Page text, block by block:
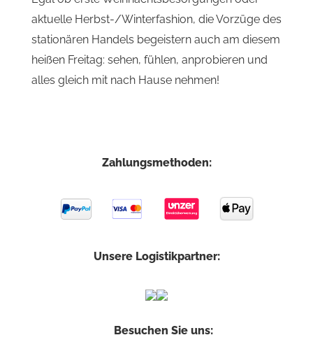
aktuelle Herbst-/Winterfashion, die Vorzüge des
stationären Handels begeistern auch am diesem
heißen Freitag: sehen, fühlen, anprobieren und
alles gleich mit nach Hause nehmen!
Zahlungsmethoden:
Unsere Logistikpartner:
Besuchen Sie uns: